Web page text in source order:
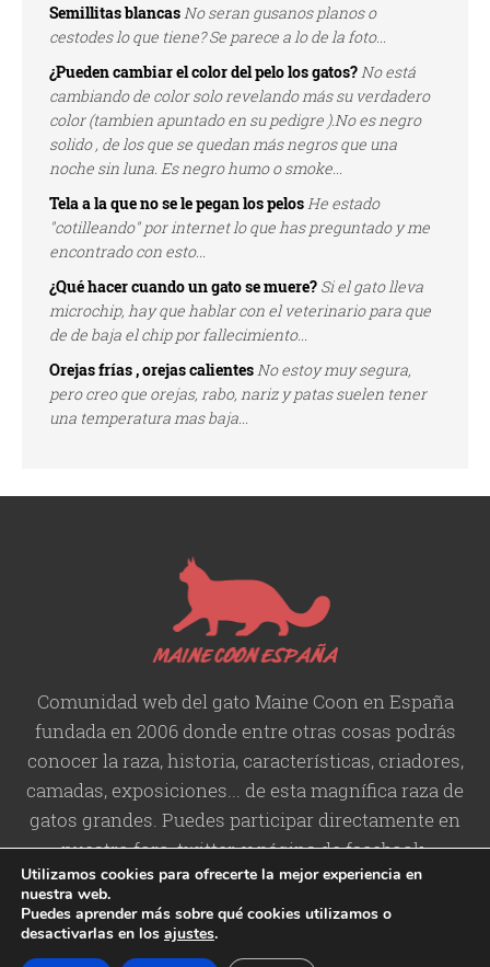
Semillitas blancasNo seran gusanos planos o
cestodes lo que tiene? Se parece a lo de la foto...
¿Pueden cambiar el color del pelo los gatos?No está
cambiando de color solo revelando más su verdadero
color (tambien apuntado en su pedigre ).No es negro
solido , de los que se quedan más negros que una
noche sin luna. Es negro humo o smoke...
Tela a la que no se le pegan los pelosHe estado
"cotilleando" por internet lo que has preguntado y me
encontrado con esto...
¿Qué hacer cuando un gato se muere? Si el gato lleva
microchip, hay que hablar con el veterinario para que
de de baja el chip por fallecimiento...
Orejas frías , orejas calientesNo estoy muy segura,
pero creo que orejas, rabo, nariz y patas suelen tener
una temperatura mas baja...
Comunidad web del gato Maine Coon en España
fundada en 2006 donde entre otras cosas podrás
conocer la raza, historia,características, criadores,
camadas, exposiciones... de esta magnífica raza de
gatos grandes. Puedes participar directamente en
nuestro foro, twitter, y página de facebook.
Utilizamos cookies para ofrecerte la mejor experiencia en
nuestra web.
Puedes aprender más sobre qué cookies utilizamos o
desactivarlas en los ajustes.